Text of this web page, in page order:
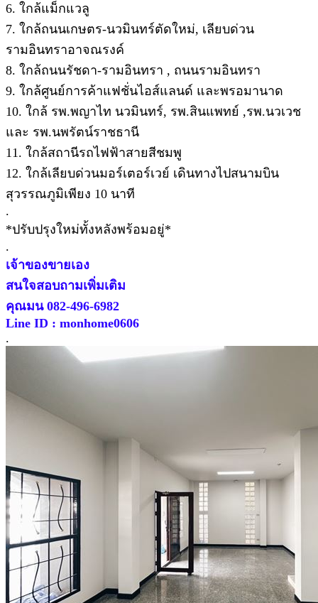
6. ใกล้แม็กแวลู
7. ใกล้ถนนเกษตร-นวมินทร์ตัดใหม่, เลียบด่วน
รามอินทราอาจณรงค์
8. ใกล้ถนนรัชดา-รามอินทรา , ถนนรามอินทรา
9. ใกล้ศูนย์การค้าแฟชั่นไอส์แลนด์ และพรอมานาด
10. ใกล้ รพ.พญาไท นวมินทร์, รพ.สินแพทย์ ,รพ.นวเวช
และ รพ.นพรัตน์ราชธานี
11. ใกล้สถานีรถไฟฟ้าสายสีชมพู
12. ใกล้เลียบด่วนมอร์เตอร์เวย์ เดินทางไปสนามบิน
สุวรรณภูมิเพียง 10 นาที
.
*ปรับปรุงใหม่ทั้งหลังพร้อมอยู่*
.
เจ้าของขายเอง
สนใจสอบถามเพิ่มเติม
คุณมน 082-496-6982
Line ID : monhome0606
.